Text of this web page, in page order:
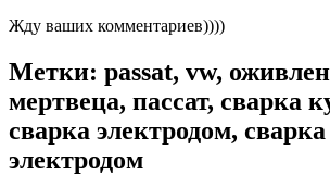
Жду ваших комментариев))))
Метки: passat, vw,
мертвеца, пассат, сварка
сварка электродом, сварка
электродом